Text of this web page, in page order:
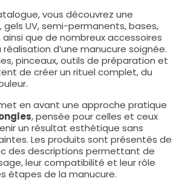
vous découvrez une
gels UV, semi-permanents, bases,
que de nombreux accessoires
d’une manucure soignée.
pinceaux, outils de préparation et
de créer un rituel complet, du
en avant une approche pratique
, pensée pour celles et ceux
un résultat esthétique sans
Les produits sont présentés de
des descriptions permettant de
leur compatibilité et leur rôle
étapes de la manucure.